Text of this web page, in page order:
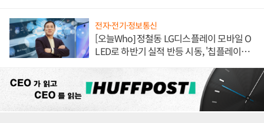
전자·전기·정보통신
[오늘Who] 정철동 LG디스플레이 모바일 O
LED로 하반기 실적 반등 시동, '칩플레이